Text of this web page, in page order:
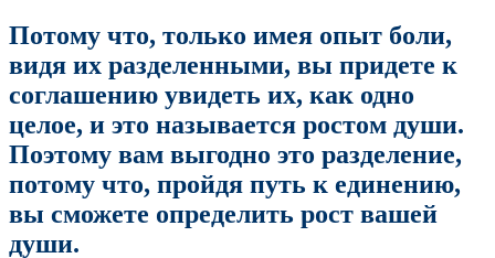
Потому что, только имея опыт боли,
видя их разделенными, вы придете к
соглашению увидеть их, как одно
целое, и это называется ростом души.
Поэтому вам выгодно это разделение,
потому что, пройдя путь к единению,
вы сможете определить рост вашей
души.